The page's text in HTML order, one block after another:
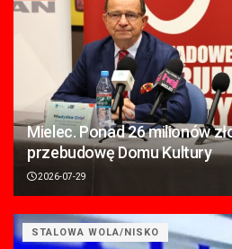
Mielec. Ponad 26 milionów
przebudowę Domu Kultury
2026-07-29
STALOWA WOLA/NISKO